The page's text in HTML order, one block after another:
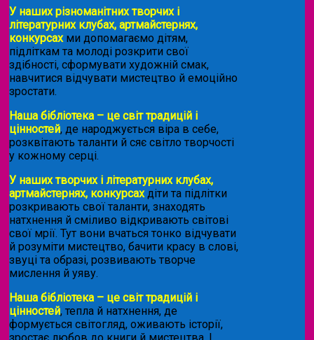
У наших різноманітних творчих і
літературних клубах, артмайстернях,
конкурсахми допомагаємо дітям,
підліткам та молоді розкрити свої
здібності, сформувати художній смак,
навчитися відчувати мистецтво й емоційно
зростати.
Наша бібліотека – це світ традицій і
цінностей, де народжується віра в себе,
розквітають таланти й сяє світло творчості
у кожному серці.
У наших творчих і літературних клубах,
артмайстернях, конкурсахдіти та підлітки
розкривають свої таланти, знаходять
натхнення й сміливо відкривають світові
свої мрії. Тут вони вчаться тонко відчувати
й розуміти мистецтво, бачити красу в слові,
звуці та образі, розвивають творче
мислення й уяву.
Наша бібліотека – це світ традицій і
цінностей, тепла й натхнення, де
формується світогляд, оживають історії,